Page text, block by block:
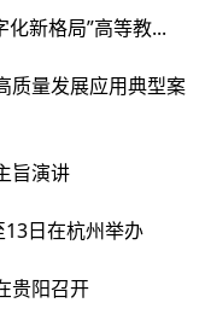
化新格局”高等教...
质量发展应用典型案
旨演讲
日在杭州举办
贵阳召开